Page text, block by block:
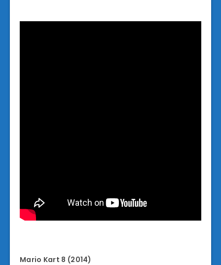
Mario Kart 8 (2014)